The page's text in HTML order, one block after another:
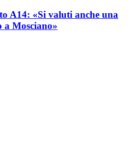
A14: «Si valuti anche una
a Mosciano»